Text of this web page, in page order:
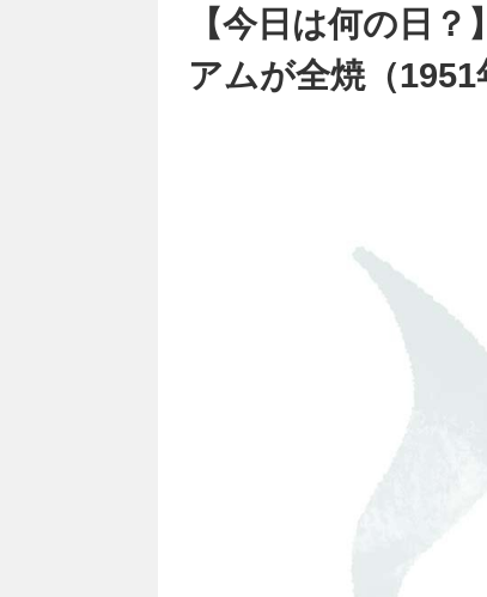
【今日は何の日
アムが全焼（